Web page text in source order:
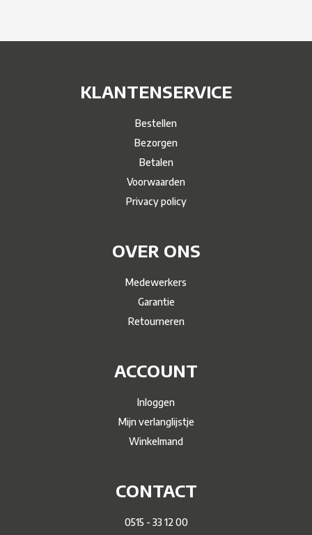
KLANTENSERVICE
Bestellen
Bezorgen
Betalen
Voorwaarden
Privacy policy
OVER ONS
Medewerkers
Garantie
Retourneren
ACCOUNT
Inloggen
Mijn verlanglijstje
Winkelmand
CONTACT
0515 - 33 12 00